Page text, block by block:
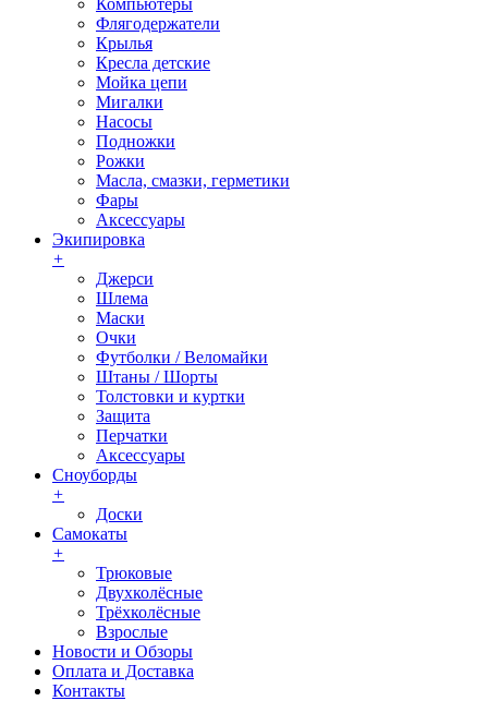
Компьютеры
Флягодержатели
Крылья
Кресла детские
Мойка цепи
Мигалки
Насосы
Подножки
Рожки
Масла, смазки, герметики
Фары
Аксессуары
Экипировка
+
Джерси
Шлема
Маски
Очки
Футболки / Веломайки
Штаны / Шорты
Толстовки и куртки
Защита
Перчатки
Аксессуары
Сноуборды
+
Доски
Самокаты
+
Трюковые
Двухколёсные
Трёхколёсные
Взрослые
Новости и Обзоры
Оплата и Доставка
Контакты